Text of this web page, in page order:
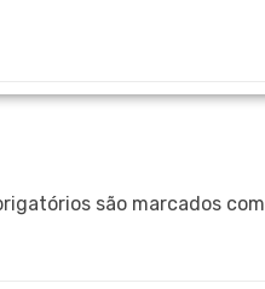
são marcados com